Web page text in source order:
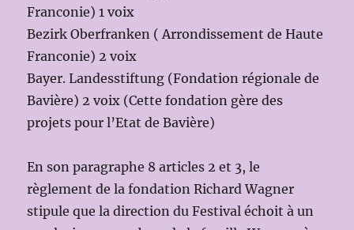
Franconie) 1 voix
Bezirk Oberfranken ( Arrondissement de Haute
Franconie) 2 voix
Bayer. Landesstiftung (Fondation régionale de
Bavière) 2 voix (Cette fondation gère des
projets pour l’Etat de Bavière)
En son paragraphe 8 articles 2 et 3, le
règlement de la fondation Richard Wagner
stipule que la direction du Festival échoit à un